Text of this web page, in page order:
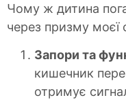
Чому ж дитина
через призму моєї
Запори та
кишечник
отримує